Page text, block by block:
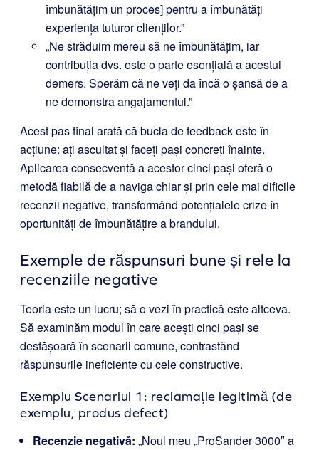
îmbunătățim un proces] pentru a îmbunătăți
experiența tuturor clienților.”
„Ne străduim mereu să ne îmbunătățim, iar
contribuția dvs. este o parte esențială a acestui
demers. Sperăm că ne veți da încă o șansă de a
ne demonstra angajamentul.”
Acest pas final arată că bucla de feedback este în
acțiune: ați ascultat și faceți pași concreți înainte.
Aplicarea consecventă a acestor cinci pași oferă o
metodă fiabilă de a naviga chiar și prin cele mai dificile
recenzii negative, transformând potențialele crize în
oportunități de îmbunătățire a brandului.
Exemple de răspunsuri bune și rele la
recenziile negative
Teoria este un lucru; să o vezi în practică este altceva.
Să examinăm modul în care acești cinci pași se
desfășoară în scenarii comune, contrastând
răspunsurile ineficiente cu cele constructive.
Exemplu Scenariul 1: reclamație legitimă (de
exemplu, produs defect)
Recenzie negativă: „Noul meu „ProSander 3000″ a